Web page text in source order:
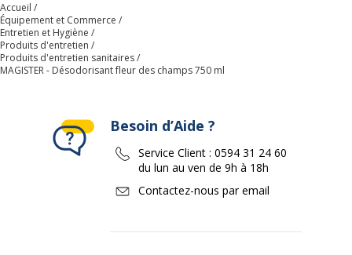
Accueil
Équipement et Commerce
Entretien et Hygiène
Produits d'entretien
Produits d'entretien sanitaires
MAGISTER - Désodorisant fleur des champs 750 ml
Besoin d’Aide ?
Service Client : 0594 31 24 60
du lun au ven de 9h à 18h
Contactez-nous par email